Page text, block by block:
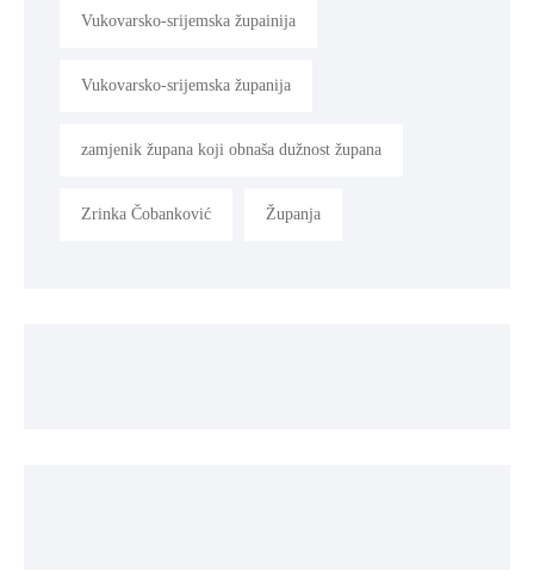
Vukovarsko-srijemska župainija
Vukovarsko-srijemska županija
zamjenik župana koji obnaša dužnost župana
Zrinka Čobanković Županja